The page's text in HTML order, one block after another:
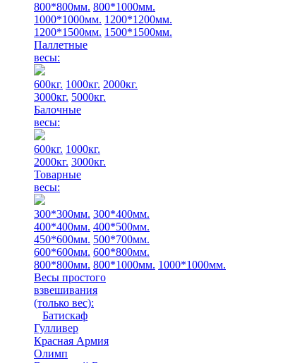
800*800мм. 800*1000мм.
1000*1000мм. 1200*1200мм.
1200*1500мм. 1500*1500мм.
Паллетные
весы:
600кг. 1000кг. 2000кг.
3000кг. 5000кг.
Балочные
весы:
600кг. 1000кг.
2000кг. 3000кг.
Товарные
весы:
300*300мм. 300*400мм.
400*400мм. 400*500мм.
450*600мм. 500*700мм.
600*600мм. 600*800мм.
800*800мм. 800*1000мм. 1000*1000мм.
Весы простого
взвешивания
(только вес):
Батискаф
Гулливер
Красная Армия
Олимп